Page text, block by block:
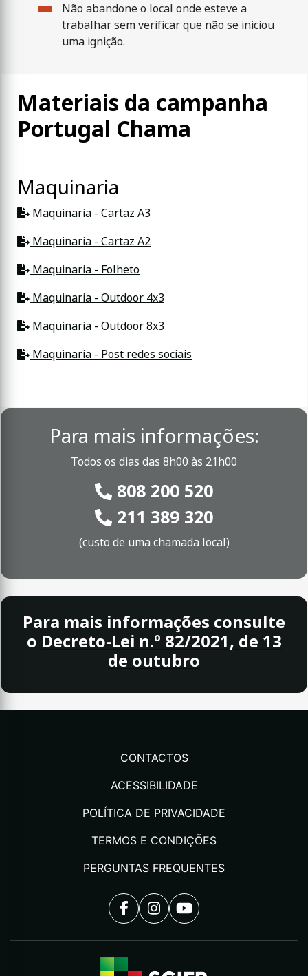
Não abandone o local onde esteve a
trabalhar sem verificar que não se iniciou
uma ignição.
Materiais da campanha
Portugal Chama
Maquinaria
Maquinaria - Cartaz A3
Maquinaria - Cartaz A2
Maquinaria - Folheto
Maquinaria - Outdoor 4x3
Maquinaria - Outdoor 8x3
Maquinaria - Post redes sociais
Para mais informações:
Todos os dias das 8h00 às 21h00
808 200 520
211 389 320
(custo de uma chamada local)
Para mais informações consulte
o Decreto-Lei n.º 82/2021, de 13
de outubro
CONTACTOS
ACESSIBILIDADE
POLÍTICA DE PRIVACIDADE
TERMOS E CONDIÇÕES
PERGUNTAS FREQUENTES